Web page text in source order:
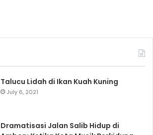
Talucu Lidah di Ikan Kuah Kuning
July 6, 2021
Dramatisasi Jalan Salib Hidup di